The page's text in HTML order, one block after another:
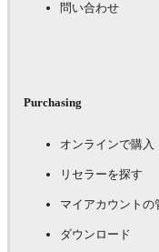
問い合わせ
Purchasing
オンラインで購入
リセラーを探す
マイアカウントの
ダウンロード